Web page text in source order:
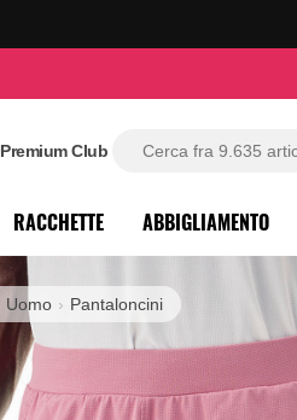
Premium Club
RACCHETTE ABBIGLIAMENTO
Uomo Pantaloncini